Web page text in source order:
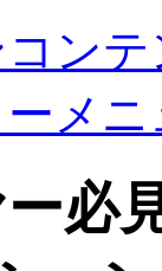
コン
メ